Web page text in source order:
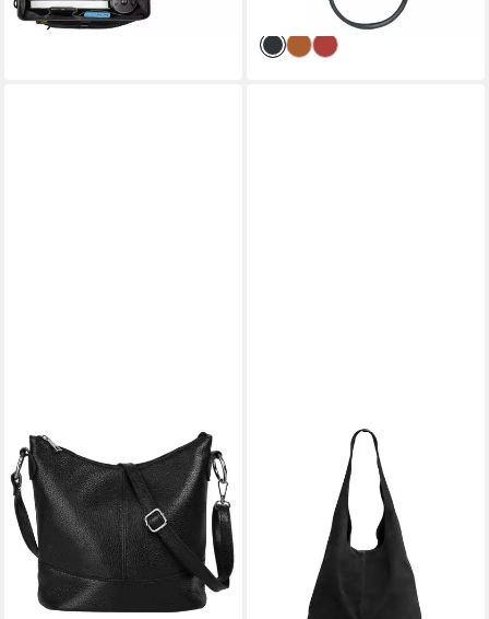
lieferbar - in 2-3 Werktagen bei dir